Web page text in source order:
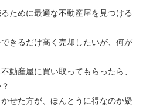
ために最適な不動産屋を見つける
きるだけ高く売却したいが、何が
動産屋に買い取ってもらったら、
せた方が、ほんとうに得なのか疑